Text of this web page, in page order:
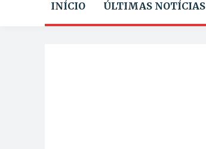
INÍCIO ÚLTIMAS NOTÍCIAS